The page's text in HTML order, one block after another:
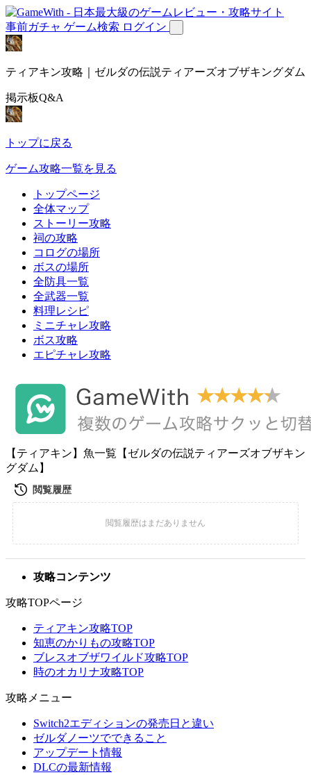
事前ガチャ ゲーム検索 ログイン
ティアキン攻略｜ゼルダの伝説ティアーズオブザキングダム
掲示板Q&A
トップに戻る
ゲーム攻略一覧を見る
トップページ
全体マップ
ストーリー攻略
祠の攻略
コログの場所
ボスの場所
全防具一覧
全武器一覧
料理レシピ
ミニチャレ攻略
ボス攻略
エピチャレ攻略
【ティアキン】魚一覧【ゼルダの伝説ティアーズオブザキン
グダム】
攻略コンテンツ
攻略TOPページ
ティアキン攻略TOP
知恵のかりもの攻略TOP
ブレスオブザワイルド攻略TOP
時のオカリナ攻略TOP
攻略メニュー
Switch2エディションの発売日と違い
ゼルダノーツでできること
アップデート情報
DLCの最新情報